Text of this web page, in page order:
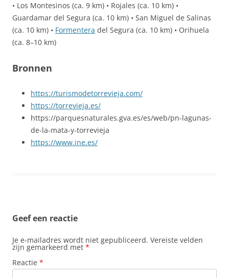
• Los Montesinos (ca. 9 km) • Rojales (ca. 10 km) •
Guardamar del Segura (ca. 10 km) • San Miguel de Salinas
(ca. 10 km) • Formentera del Segura (ca. 10 km) • Orihuela
(ca. 8–10 km)
Bronnen
https://turismodetorrevieja.com/
https://torrevieja.es/
https://parquesnaturales.gva.es/es/web/pn-lagunas-
de-la-mata-y-torrevieja
https://www.ine.es/
Geef een reactie
Je e-mailadres wordt niet gepubliceerd. Vereiste velden
zijn gemarkeerd met *
Reactie *